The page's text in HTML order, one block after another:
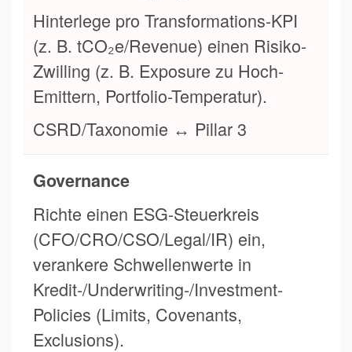
Hinterlege pro Transformations-KPI
(z. B. tCO₂e/Revenue) einen Risiko-
Zwilling (z. B. Exposure zu Hoch-
Emittern, Portfolio-Temperatur).
CSRD/Taxonomie ↔ Pillar 3
Governance
Richte einen ESG-Steuerkreis
(CFO/CRO/CSO/Legal/IR) ein,
verankere Schwellenwerte in
Kredit-/Underwriting-/Investment-
Policies (Limits, Covenants,
Exclusions).